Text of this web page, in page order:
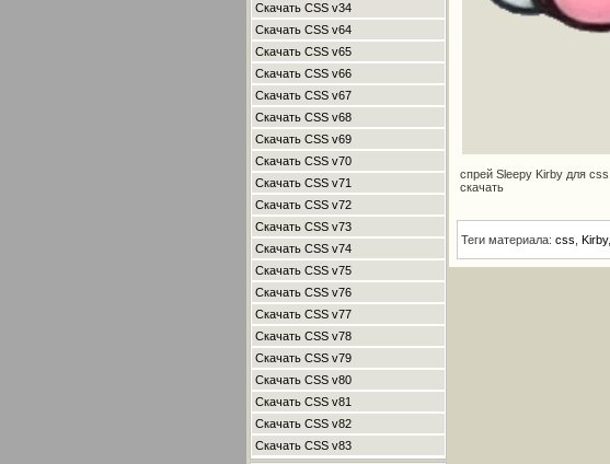
Скачать CSS v34
Скачать CSS v64
Скачать CSS v65
Скачать CSS v66
Скачать CSS v67
Скачать CSS v68
Скачать CSS v69
Скачать CSS v70
Скачать CSS v71
Скачать CSS v72
Скачать CSS v73
Скачать CSS v74
Скачать CSS v75
Скачать CSS v76
Скачать CSS v77
Скачать CSS v78
Скачать CSS v79
Скачать CSS v80
Скачать CSS v81
Скачать CSS v82
Скачать CSS v83
спрей Sleepy Kirby для css
скачать
Теги материала: css Kirby,